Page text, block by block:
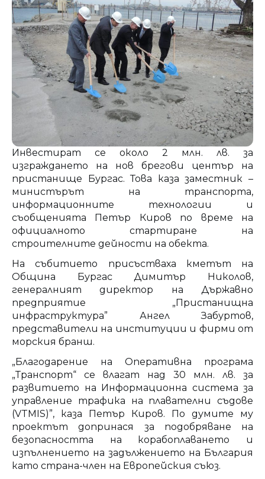
Инвестират се около 2 млн. лв. за
изграждането на нов брегови център на
пристанище Бургас. Това каза заместник –
министърът на транспорта,
информационните технологии и
съобщенията Петър Киров по време на
официалното стартиране на
строителните дейности на обекта.
На събитието присъстваха кметът на
Община Бургас Димитър Николов,
генералният директор на Държавно
предприятие „Пристанищна
инфраструктура” Ангел Забуртов,
представители на институции и фирми от
морския бранш.
„Благодарение на Оперативна програма
„Транспорт“ се влагат над 30 млн. лв. за
развитието на Информационна система за
управление трафика на плавателни съдове
(VTMIS)”, каза Петър Киров. По думите му
проектът допринася за подобряване на
безопасността на корабоплаването и
изпълнението на задължението на България
като страна-член на Европейския съюз.